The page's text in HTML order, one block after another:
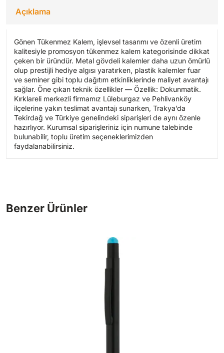
Açıklama
Gönen Tükenmez Kalem, işlevsel tasarımı ve özenli üretim
kalitesiyle promosyon tükenmez kalem kategorisinde dikkat
çeken bir üründür. Metal gövdeli kalemler daha uzun ömürlü
olup prestijli hediye algısı yaratırken, plastik kalemler fuar
ve seminer gibi toplu dağıtım etkinliklerinde maliyet avantajı
sağlar. Öne çıkan teknik özellikler — Özellik: Dokunmatik.
Kırklareli merkezli firmamız Lüleburgaz ve Pehlivanköy
ilçelerine yakın teslimat avantajı sunarken, Trakya’da
Tekirdağ ve Türkiye genelindeki siparişleri de aynı özenle
hazırlıyor. Kurumsal siparişleriniz için numune talebinde
bulunabilir, toplu üretim seçeneklerimizden
faydalanabilirsiniz.